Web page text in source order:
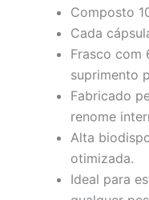
Composto
Cada
Frasco com
suprimento
Fabricado
renome
Alta
otimizada.
Ideal para